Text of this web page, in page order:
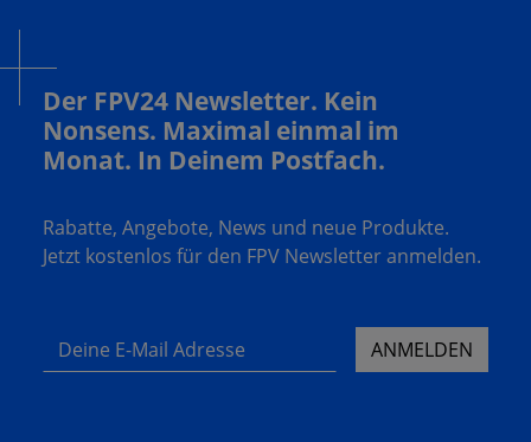
Der FPV24 Newsletter. Kein
Nonsens. Maximal einmal im
Monat. In Deinem Postfach.
Rabatte, Angebote, News und neue Produkte.
Jetzt kostenlos für den FPV Newsletter anmelden.
Deine E-Mail Adresse ANMELDEN